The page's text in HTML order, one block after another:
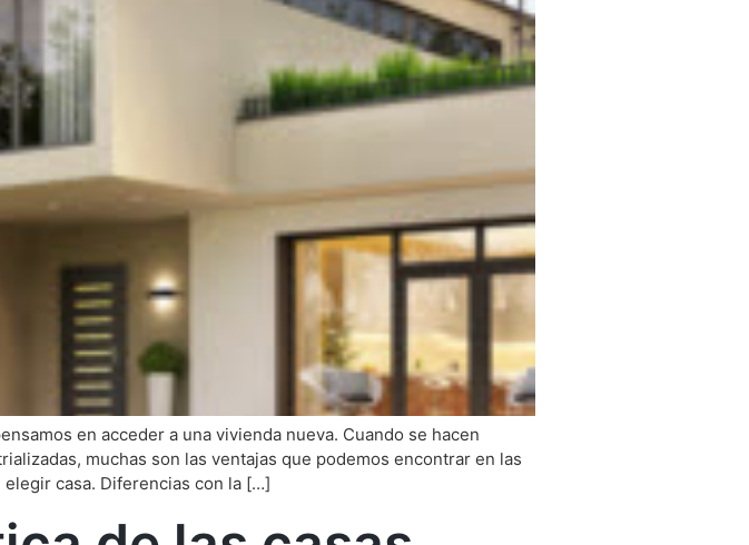
en acceder a una vivienda nueva. Cuando se hacen
muchas son las ventajas que podemos encontrar en las
casa. Diferencias con la […]